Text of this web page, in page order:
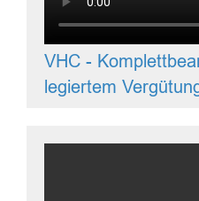
VHC -
legiertem